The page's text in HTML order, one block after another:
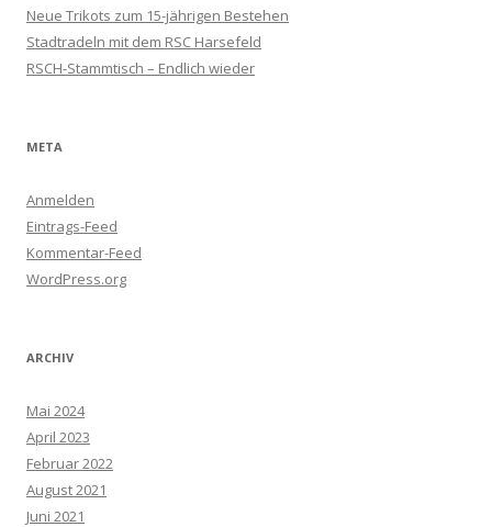
Neue Trikots zum 15-jährigen Bestehen
Stadtradeln mit dem RSC Harsefeld
RSCH-Stammtisch – Endlich wieder
META
Anmelden
Eintrags-Feed
Kommentar-Feed
WordPress.org
ARCHIV
Mai 2024
April 2023
Februar 2022
August 2021
Juni 2021